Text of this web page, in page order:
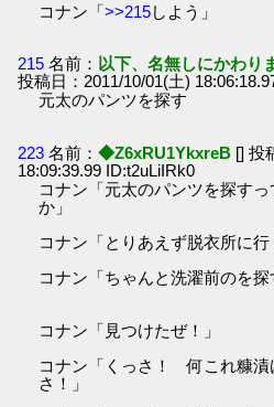
コナン「>>215しよう」
215 名前： 以下、名無しにかわり
投稿日：2011/10/01(土)
元太のパンツを探す
223 名前：◆Z6xRU1YkxreB [] 投
18:09:39.99 ID:t2uLiIRk0
コナン「元太のパンツを探す
か」
コナン「とりあえず脱衣所に行
コナン「ちゃんと洗濯前のを探
コナン「見つけたぜ！」
コナン「くっさ！ 何これ糠
さ！」